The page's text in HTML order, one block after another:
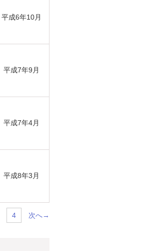
平成6年10月
平成7年9月
平成7年4月
平成8年3月
4 次へ→